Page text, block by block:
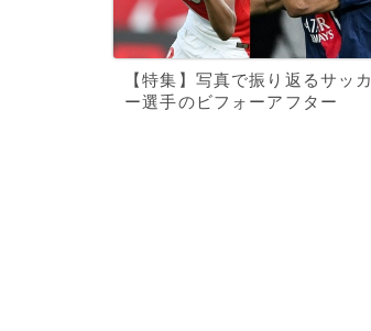
【特集】写真で振り返るサッカ
ー選手のビフォーアフター